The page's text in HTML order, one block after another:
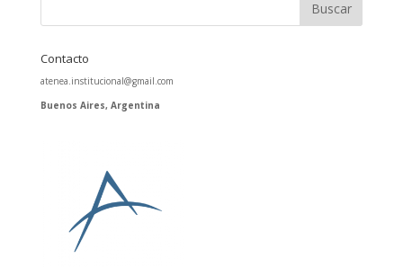
Contacto
atenea.institucional@gmail.com
Buenos Aires, Argentina